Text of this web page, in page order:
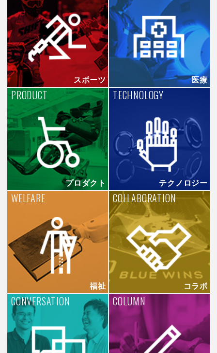
スポーツ 医療
プロダクト
PRODUCT
テクノロジー
TECHNOLOGY
福祉
WELFARE
コラボ
COLLABORATION
CONVERSATION COLUMN